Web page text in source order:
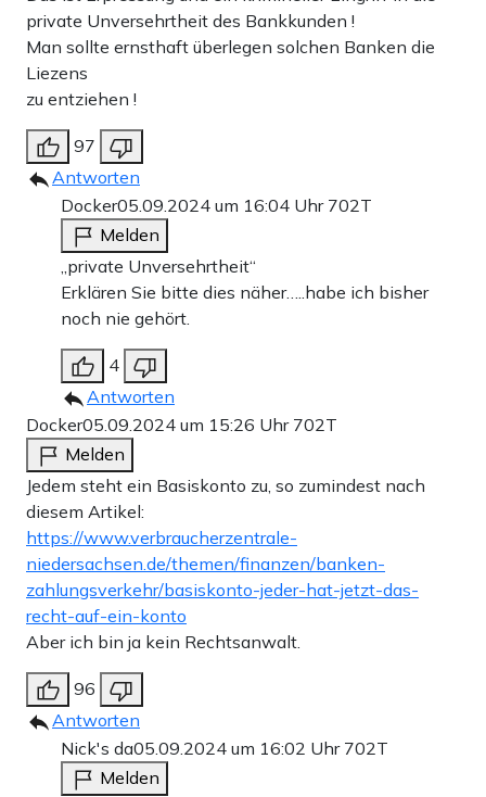
private Unversehrtheit des Bankkunden !
Man sollte ernsthaft überlegen solchen Banken die
Liezens
zu entziehen !
97
Antworten
Docker05.09.2024 um 16:04 Uhr 702T
Melden
„private Unversehrtheit“
Erklären Sie bitte dies näher…..habe ich bisher
noch nie gehört.
4
Antworten
Docker05.09.2024 um 15:26 Uhr 702T
Melden
Jedem steht ein Basiskonto zu, so zumindest nach
diesem Artikel:
https://www.verbraucherzentrale-
niedersachsen.de/themen/finanzen/banken-
zahlungsverkehr/basiskonto-jeder-hat-jetzt-das-
recht-auf-ein-konto
Aber ich bin ja kein Rechtsanwalt.
96
Antworten
Nick's da05.09.2024 um 16:02 Uhr 702T
Melden